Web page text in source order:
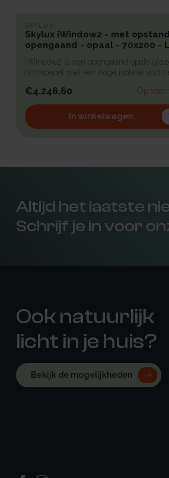
SKYLUX
Skylux iWindow2 - met
opengaand - opaal - 70x200 -
iWindow2 is een opengaand opale
lichtkoepel met een hoge isolatie
€4.246,60 Op
In winkelwagen
Altijd het laatste
Schrijf je in voor
Ook natuurlijk
licht in je huis?
Bekijk de mogelijkheden